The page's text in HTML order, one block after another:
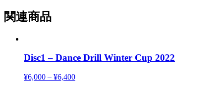
関連商品
Disc1 – Dance Drill Winter Cup 2022
¥6,000 – ¥6,400